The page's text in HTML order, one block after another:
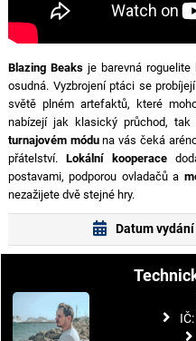
Blazing Beaksje barevná roguelite
osudná. Vyzbrojení ptáci se
světě plném artefaktů, které
nabízejí jak klasický průchod,
turnajovém móduna vás čeká
přátelství. Lokální kooperace
postavami, podporou ovladačů a
nezažijete dvě stejné hry.
Datum